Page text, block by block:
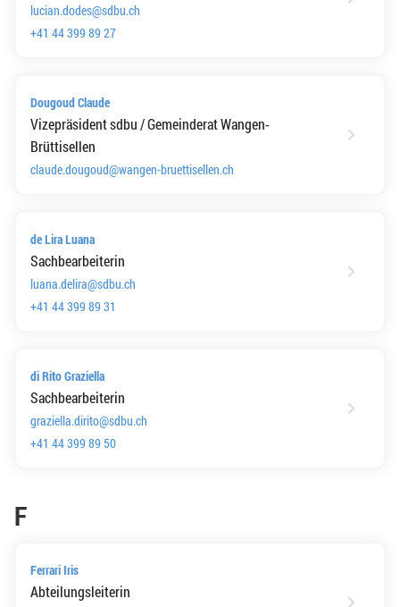
lucian.dodes@sdbu.ch
+41 44 399 89 27
Dougoud Claude
Vizepräsident sdbu / Gemeinderat Wangen-
Brüttisellen
claude.dougoud@wangen-bruettisellen.ch
de Lira Luana
Sachbearbeiterin
luana.delira@sdbu.ch
+41 44 399 89 31
di Rito Graziella
Sachbearbeiterin
graziella.dirito@sdbu.ch
+41 44 399 89 50
F
Ferrari Iris
Abteilungsleiterin